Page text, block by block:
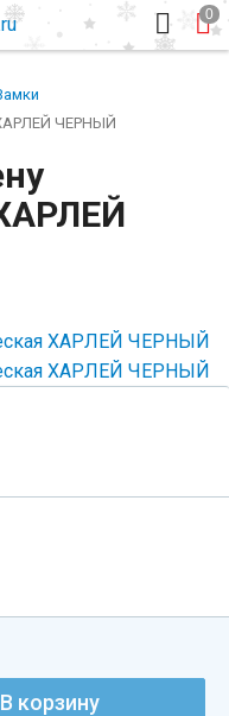
ЧЕРНЫЙ
В корзину